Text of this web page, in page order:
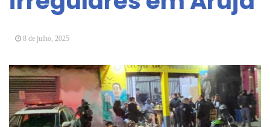
Arujá promove 2º encontro da Jornada de
dos Ipês
8 de julho, 2025